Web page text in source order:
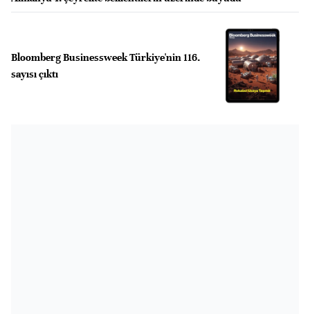
Bloomberg Businessweek Türkiye'nin 116.
sayısı çıktı